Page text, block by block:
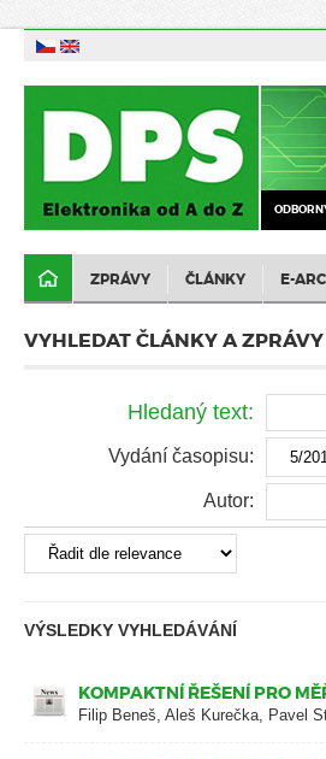
ZPRÁVY ČLÁNKY E-
VYHLEDAT ČLÁNKY A ZPRÁVY
Hledaný text:
Vydání časopisu:
Autor:
VÝSLEDKY VYHLEDÁVÁNÍ
KOMPAKTNÍ ŘEŠENÍ PRO
Filip Beneš, Aleš Kurečka, Pavel